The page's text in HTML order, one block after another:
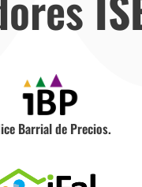
Barrial de Precios.